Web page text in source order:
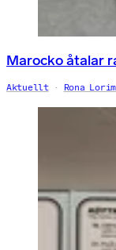
Marocko åtalar
Aktuellt Rona